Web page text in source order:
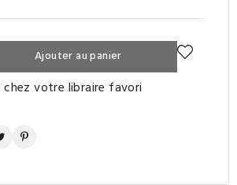
Ajouter au panier
votre libraire favori